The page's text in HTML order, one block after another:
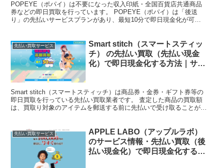
POPEYE（ポパイ）は不要になった収入印紙・全国百貨店共通商品
券などの即日買取を行っています。 POPEYE（ポパイ）は「後送
り」の先払いサービスプランがあり、最短10分で即日現金化が可能
先払い買取サービス
Smart stitch（スマートスティッ
チ） の先払い買取（先払い現金
化）で即日現金化する方法｜サー
Smart stitch（スマートスティッチ）は商品券・金券・ギフト券等の
即日買取を行っている先払い買取業者です。 査定した商品の買取額
は、買取り対象のアイテムを郵送する前に先払いで受け取ることが出
先払い買取サービス
APPLE LABO（アップルラボ）
のサービス情報・先払い買取（後
払い現金化）で即日現金化する方